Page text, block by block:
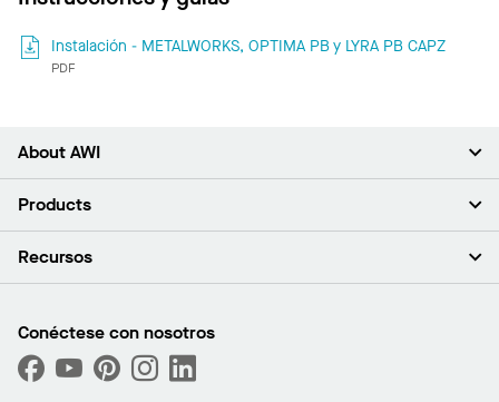
Instalación - METALWORKS, OPTIMA PB y LYRA PB CAPZ
PDF
About AWI
Acerca de nosotros
Sala de prensa
¿Cuáles son mis opciones de compra?
Products
Plafones
Capacidades personalizadas
Desempeño
Recursos
Buscar un distribuidor
Solicitar muestras
Conéctese con nosotros